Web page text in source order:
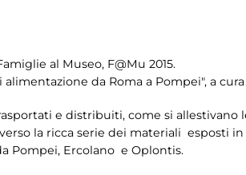
al Museo, F@Mu 2015.
da Roma a Pompei", a
e distribuiti, come si
la ricca serie dei materiali esposti
Pompei, Ercolano e Oplontis.